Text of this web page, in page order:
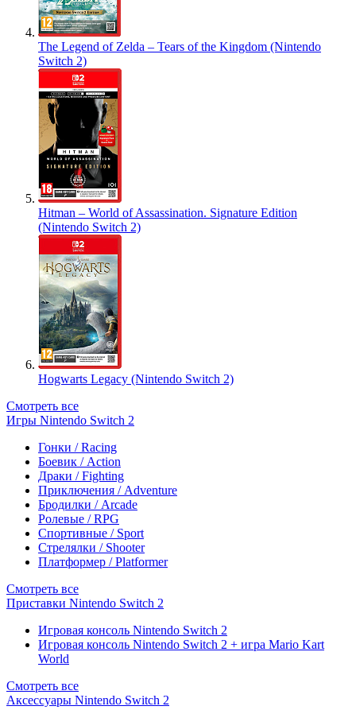
The Legend of Zelda – Tears of the Kingdom (Nintendo
Switch 2)
Hitman – World of Assassination. Signature Edition
(Nintendo Switch 2)
Hogwarts Legacy (Nintendo Switch 2)
Смотреть все
Игры Nintendo Switch 2
Гонки / Racing
Боевик / Action
Драки / Fighting
Приключения / Adventure
Бродилки / Arcade
Ролевые / RPG
Спортивные / Sport
Стрелялки / Shooter
Платформер / Platformer
Смотреть все
Приставки Nintendo Switch 2
Игровая консоль Nintendo Switch 2
Игровая консоль Nintendo Switch 2 + игра Mario Kart
World
Смотреть все
Аксессуары Nintendo Switch 2